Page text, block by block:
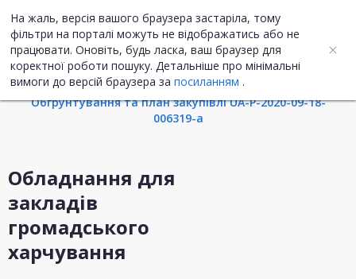
На жаль, версія вашого браузера застаріла, тому
фільтри на порталі можуть не відображатись або не
працювати. Оновіть, будь ласка, ваш браузер для
коректної роботи пошуку. Детальніше про мінімальні
вимоги до версій браузера за посиланням .
UA ENG
Інформація про закупівлю
Обгрунтування та план закупівлі UA-P-2020-09-18-
006319-a
Обладнання для
закладів
громадського
харчування